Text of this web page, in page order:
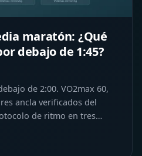
maratón: ¿Qué
debajo de 1:45?
de 2:00. VO2max 60,
ancla verificados del
de ritmo en tres